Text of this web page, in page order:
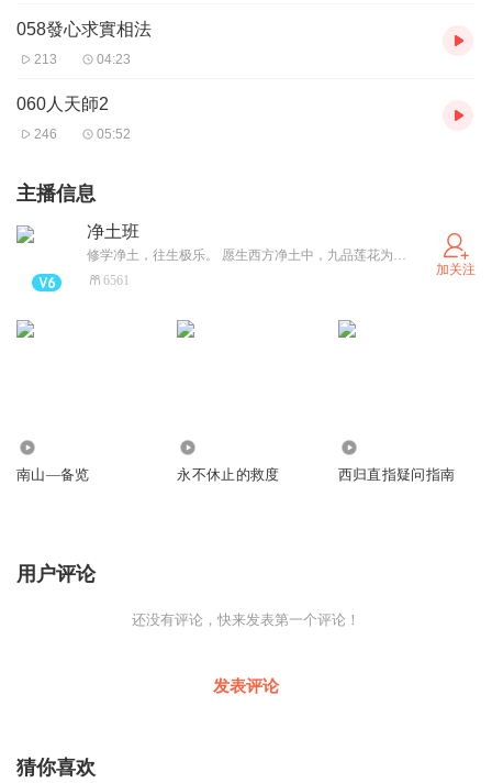
058發心求實相法
213 04:23
060人天師2
246 05:52
主播信息
净土班
修学净土，往生极乐。 愿生西方净土中，九品莲花为父母， 花开见佛悟无生，不退菩萨为伴侣。
6561
加关注
南山—备览 永不休止的救度 西归直指疑问指南
用户评论
还没有评论，快来发表第一个评论！
发表评论
猜你喜欢